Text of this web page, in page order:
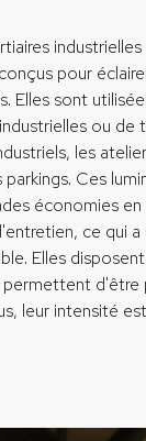
pour
Elles sont
ou de
les
Ces
économies en
ce qui a
Elles
permettent d'être
leur intensité